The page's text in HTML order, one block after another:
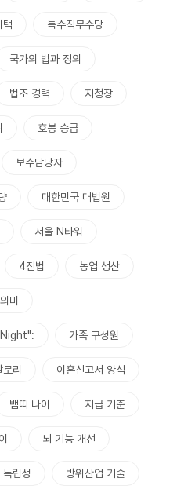
택 특수직무수당
국가의 법과 정의
법조 경력 지청장
호봉 승급
보수담당자
대한민국 대법원
서울 N타워
4진법 농업 생산
미
가족 구성원
리 이혼신고서 양식
뱀띠 나이 지급 기준
뇌 기능 개선
립성 방위산업 기술